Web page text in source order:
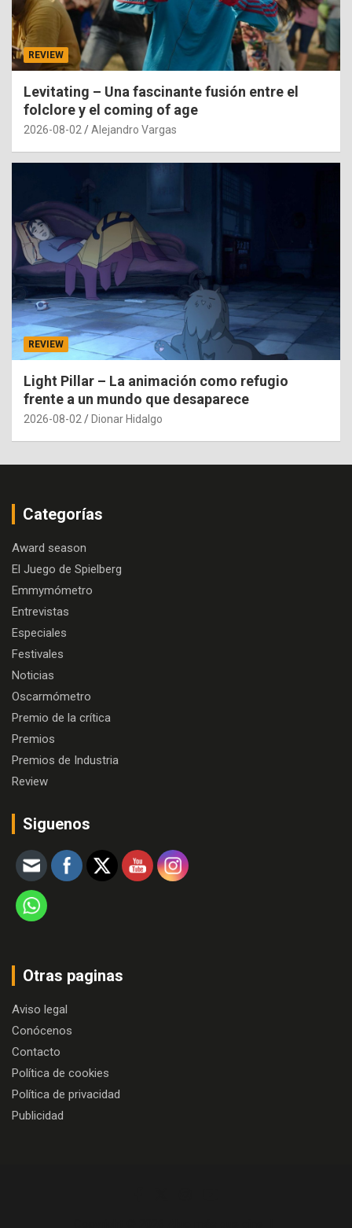
REVIEW
Levitating – Una fascinante fusión entre el
folclore y el coming of age
2026-08-02 Alejandro Vargas
REVIEW
Light Pillar – La animación como refugio
frente a un mundo que desaparece
2026-08-02 Dionar Hidalgo
Categorías
Award season
El Juego de Spielberg
Emmymómetro
Entrevistas
Especiales
Festivales
Noticias
Oscarmómetro
Premio de la crítica
Premios
Premios de Industria
Review
Siguenos
Otras paginas
Aviso legal
Conócenos
Contacto
Política de cookies
Política de privacidad
Publicidad